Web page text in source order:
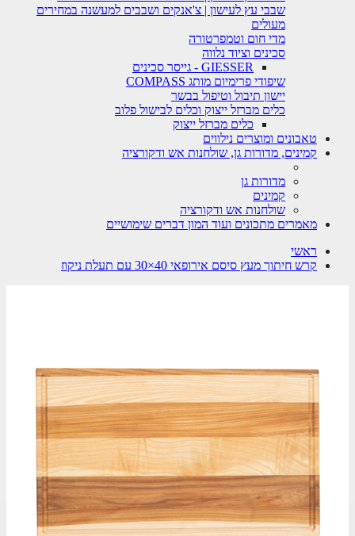
שבבי עץ לעישון | צ'אנקים ושבבים למעשנה במחירים
מעולים
מדי חום וטמפרטורה
סכינים וציוד נלווה
GIESSER - גייסר סכינים
שיפודי פרימיום מותג COMPASS
יישון תיבול וטיפול בבשר
כלים מברזל ייצוק וכלים לבישול פלוב
כלים מברזל ייצוק
טאבונים ומוצרים נילווים
קמינים, מדורות גן, שולחנות אש ודקורציה
מדורות גן
קמינים
שולחנות אש ודקורציה
מאמרים מתכונים ועוד המון דברים שימושיים
ראשי
קרש חיתוך מעץ סיסם אירופאי 40×30 עם תעלת ניקוז